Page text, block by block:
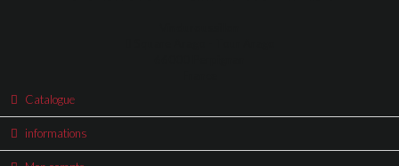
Catalogue
informations